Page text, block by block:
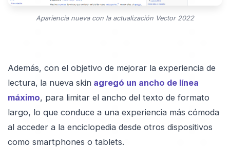
Apariencia nueva con la actualización Vector 2022
Además, con el objetivo de mejorar la experiencia de
lectura, la nueva skinagregó un ancho de línea
máximo, para limitar el ancho del texto de formato
largo, lo que conduce a una experiencia más cómoda
al acceder a la enciclopedia desde otros dispositivos
como smartphones o tablets.